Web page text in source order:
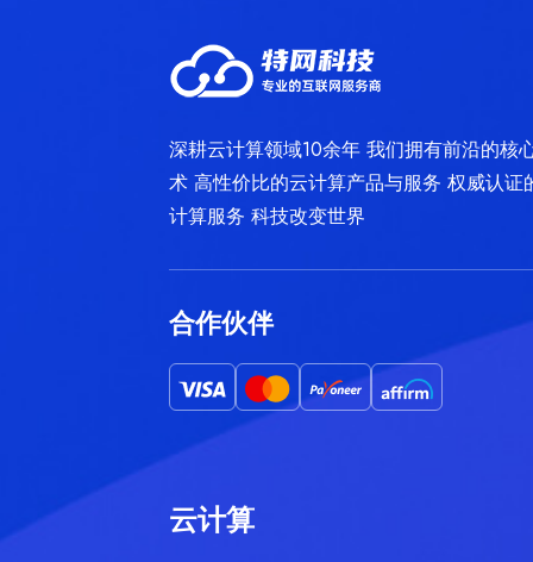
深耕云计算领域10余年 我们拥有前沿的核
术 高性价比的云计算产品与服务 权威认证
计算服务 科技改变世界
合作伙伴
云计算